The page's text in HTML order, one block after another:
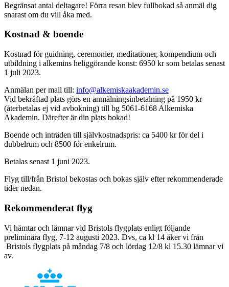
Begränsat antal deltagare! Förra resan blev fullbokad så anmäl dig
snarast om du vill åka med.
Kostnad & boende
Kostnad för guidning, ceremonier, meditationer, kompendium och
utbildning i alkemins heliggörande konst: 6950 kr som betalas senast
1 juli 2023.
Anmälan per mail till: info@alkemiskaakademin.se
Vid bekräftad plats görs en anmälningsinbetalning på 1950 kr
(återbetalas ej vid avbokning) till bg 5061-6168 Alkemiska
Akademin. Därefter är din plats bokad!
Boende och inträden till självkostnadspris: ca 5400 kr för del i
dubbelrum och 8500 för enkelrum.
Betalas senast 1 juni 2023.
Flyg till/från Bristol bekostas och bokas själv efter rekommenderade
tider nedan.
Rekommenderat flyg
Vi hämtar och lämnar vid Bristols flygplats enligt följande
preliminära flyg, 7-12 augusti 2023. Dvs, ca kl 14 åker vi från
Bristols flygplats på måndag 7/8 och lördag 12/8 kl 15.30 lämnar vi
av.